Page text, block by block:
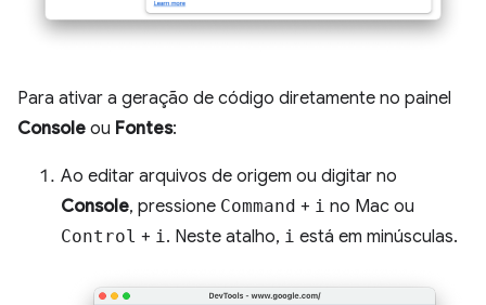
Para ativar a geração de código diretamente no painel
Console ou Fontes:
Ao editar arquivos de origem ou digitar no
Console, pressione Command + i no Mac ou
Control + i. Neste atalho, i está em minúsculas.